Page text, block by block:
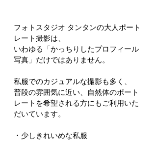
フォトスタジオ タンタンの大人ポート
レート撮影は、
いわゆる「かっちりしたプロフィール
写真」だけではありません。
私服でのカジュアルな撮影も多く、
普段の雰囲気に近い、自然体のポート
レートを希望される方にもご利用いた
だいています。
・少しきれいめな私服